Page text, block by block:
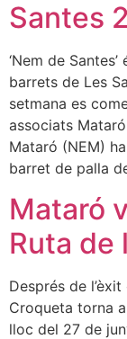
Santes
‘Nem de
barrets de Les
setmana es
associats
Mataró (NEM)
barret de palla
Mataró
Ruta de
Després de
Croqueta torna
lloc del 27 de